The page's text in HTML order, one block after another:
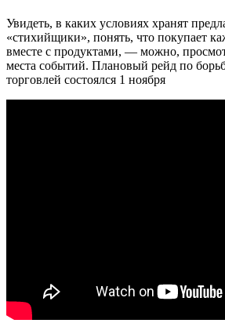
Увидеть, в каких условиях хранят
«стихийщики», понять, что покупает
вместе с продуктами, — можно,
места событий. Плановый рейд по
торговлей состоялся 1 ноября